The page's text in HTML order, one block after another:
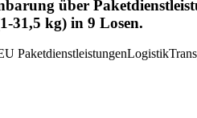
über
31,5 kg) in 9 Losen.
PaketdienstleistungenLogistik